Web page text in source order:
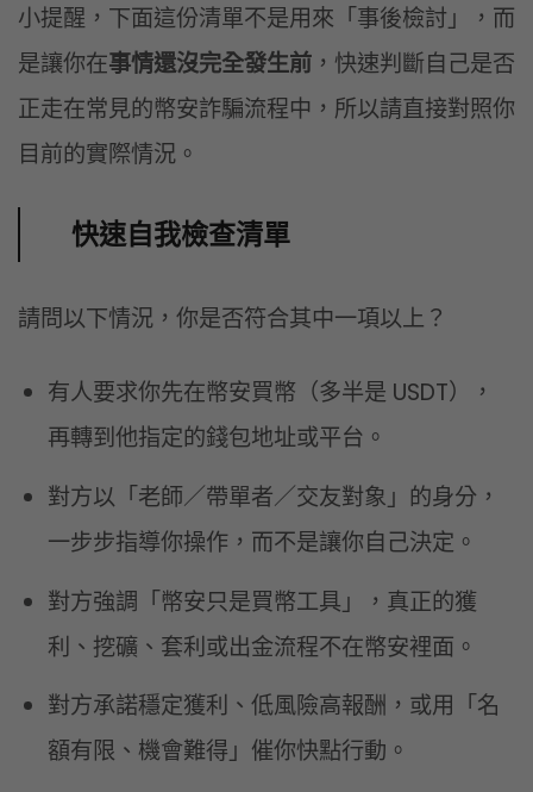
小提醒，下面這份清單不是用來「事後檢討」，而
是讓你在事情還沒完全發生前 ，快速判斷自己是否
正走在常見的幣安詐騙流程中，所以請直接對照你
目前的實際情況。
快速自我檢查清單
請問以下情況，你是否符合其中一項以上？
有人要求你先在幣安買幣（多半是 USDT），
再轉到他指定的錢包地址或平台。
對方以「老師／帶單者／交友對象」的身分，
一步步指導你操作，而不是讓你自己決定。
對方強調「幣安只是買幣工具」，真正的獲
利、挖礦、套利或出金流程不在幣安裡面。
對方承諾穩定獲利、低風險高報酬，或用「名
額有限、機會難得」催你快點行動。